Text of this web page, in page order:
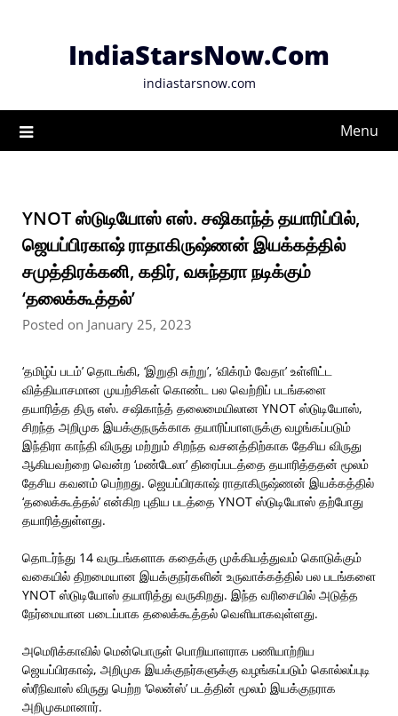
IndiaStarsNow.Com
indiastarsnow.com
Menu
YNOT ஸ்டுடியோஸ் எஸ். சஷிகாந்த் தயாரிப்பில்,
ஜெயப்பிரகாஷ் ராதாகிருஷ்ணன் இயக்கத்தில்
சமுத்திரக்கனி, கதிர், வசுந்தரா நடிக்கும்
‘தலைக்கூத்தல்’
Posted on January 25, 2023
‘தமிழ்ப் படம்’ தொடங்கி, ‘இறுதி சுற்று’, ‘விக்ரம் வேதா’ உள்ளிட்ட
வித்தியாசமான முயற்சிகள் கொண்ட பல வெற்றிப் படங்களை
தயாரித்த திரு எஸ். சஷிகாந்த் தலைமையிலான YNOT ஸ்டுடியோஸ்,
சிறந்த அறிமுக இயக்குநருக்காக தயாரிப்பாளருக்கு வழங்கப்படும்
இந்திரா காந்தி விருது மற்றும் சிறந்த வசனத்திற்காக தேசிய விருது
ஆகியவற்றை வென்ற ‘மண்டேலா’ திரைப்படத்தை தயாரித்ததன் மூலம்
தேசிய கவனம் பெற்றது. ஜெயப்பிரகாஷ் ராதாகிருஷ்ணன் இயக்கத்தில்
‘தலைக்கூத்தல்’ என்கிற புதிய படத்தை YNOT ஸ்டுடியோஸ் தற்போது
தயாரித்துள்ளது.
தொடர்ந்து 14 வருடங்களாக கதைக்கு முக்கியத்துவம் கொடுக்கும்
வகையில் திறமையான இயக்குநர்களின் உருவாக்கத்தில் பல படங்களை
YNOT ஸ்டுடியோஸ் தயாரித்து வருகிறது. இந்த வரிசையில் அடுத்த
நேர்மையான படைப்பாக தலைக்கூத்தல் வெளியாகவுள்ளது.
அமெரிக்காவில் மென்பொருள் பொறியாளராக பணியாற்றிய
ஜெயப்பிரகாஷ், அறிமுக இயக்குநர்களுக்கு வழங்கப்படும் கொல்லப்புடி
ஸ்ரீநிவாஸ் விருது பெற்ற ‘லென்ஸ்’ படத்தின் மூலம் இயக்குநராக
அறிமுகமானார்.